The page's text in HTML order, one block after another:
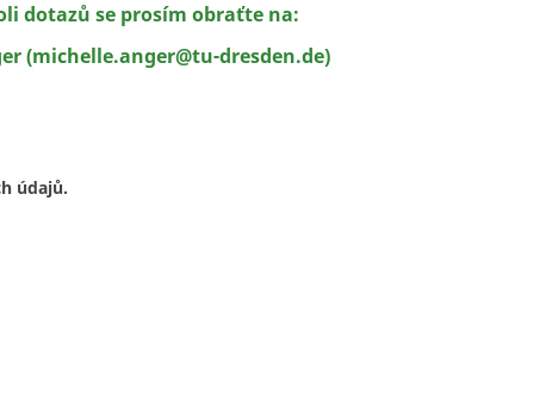
dotazů se prosím obraťte na:
(michelle.anger@tu-dresden.de)
údajů.